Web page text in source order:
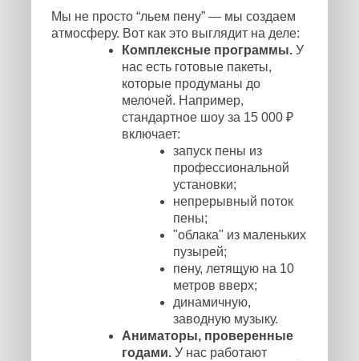
Мы не просто “льем пену” — мы создаем
атмосферу. Вот как это выглядит на деле:
Комплексные программы. У
нас есть готовые пакеты,
которые продуманы до
мелочей. Например,
стандартное шоу за 15 000 ₽
включает:
запуск пены из
профессиональной
установки;
непрерывный поток
пены;
"облака" из маленьких
пузырей;
пену, летящую на 10
метров вверх;
динамичную,
заводную музыку.
Аниматоры, проверенные
годами. У нас работают